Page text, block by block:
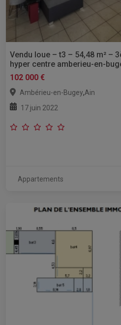
Vendu loue – t3 – 54,48 m² –
hyper centre amberieu-en-
102 000 €
Ambérieu-en-Bugey,Ain
17 juin 2022
Appartements